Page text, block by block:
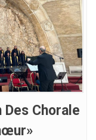
Chorale